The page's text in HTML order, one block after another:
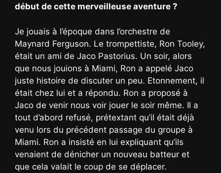
début de cette merveilleuse aventure ?
Je jouais à l’époque dans l’orchestre de
Maynard Ferguson. Le trompettiste, Ron Tooley,
était un ami de Jaco Pastorius. Un soir, alors
que nous jouions à Miami, Ron a appelé Jaco
juste histoire de discuter un peu. Etonnement, il
était chez lui et a répondu. Ron a proposé à
Jaco de venir nous voir jouer le soir même. Il a
tout d’abord refusé, prétextant qu’il était déjà
venu lors du précédent passage du groupe à
Miami. Ron a insisté en lui expliquant qu’ils
venaient de dénicher un nouveau batteur et
que cela valait le coup de se déplacer.